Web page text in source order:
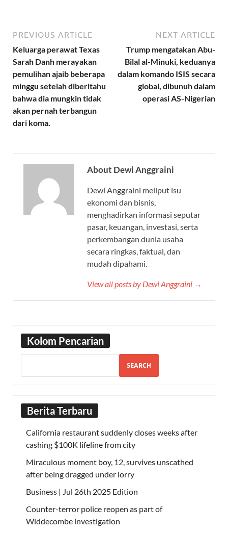
PREVIOUS ARTICLE
Keluarga perawat Texas
Sarah Danh merayakan
pemulihan ajaib beberapa
minggu setelah diberitahu
bahwa dia mungkin tidak
akan pernah terbangun
dari koma.
NEXT ARTICLE
Trump mengatakan Abu-
Bilal al-Minuki, keduanya
dalam komando ISIS secara
global, dibunuh dalam
operasi AS-Nigerian
About Dewi Anggraini
Dewi Anggraini meliput isu
ekonomi dan bisnis,
menghadirkan informasi seputar
pasar, keuangan, investasi, serta
perkembangan dunia usaha
secara ringkas, faktual, dan
mudah dipahami.
View all posts by Dewi Anggraini →
Kolom Pencarian
SEARCH
Berita Terbaru
California restaurant suddenly closes weeks after
cashing $100K lifeline from city
Miraculous moment boy, 12, survives unscathed
after being dragged under lorry
Business | Jul 26th 2025 Edition
Counter-terror police reopen as part of
Widdecombe investigation